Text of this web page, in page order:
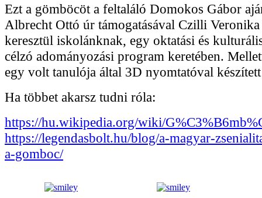
Ezt a gömböcöt a feltaláló Domokos Gábor
Albrecht Ottó úr támogatásával Czilli
keresztül iskolánknak, egy oktatási és
célzó adományozási program keretében.
egy volt tanulója által 3D nyomtatóval
Ha többet akarsz tudni róla:
https://hu.wikipedia.org/wiki/
https://legendasbolt.hu/blog/a-magyar-
a-gomboc/